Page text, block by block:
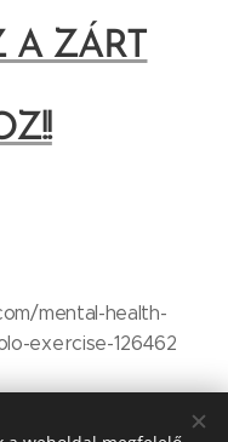
A ZÁRT
mental-health-
exercise-126462